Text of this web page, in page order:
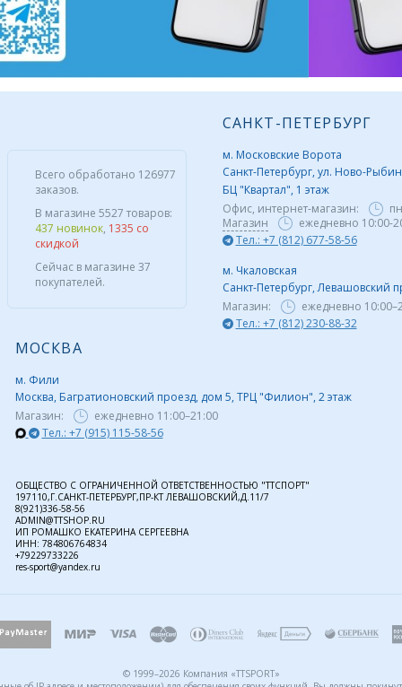
Всего обработано 126977
заказов.
В магазине 5527 товаров:
437 новинок, 1335 со
скидкой
Сейчас в магазине 37
покупателей.
САНКТ-ПЕТЕРБУРГ
м. Московские Ворота
Санкт-Петербург, ул. Ново-
БЦ "Квартал", 1 этаж
Офис, интернет-магазин:
Магазин
ежедневно 10:00-
Тел.: +7 (812) 677-58-56
м. Чкаловская
Санкт-Петербург, Левашовский
Магазин:
ежедневно
Тел.: +7 (812) 230-88-32
МОСКВА
м. Фили
Москва, Багратионовский проезд, дом 5, ТРЦ "Филион", 2 этаж
Магазин:
ежедневно 11:00–21:00
Тел.: +7 (915) 115-58-56
ОБЩЕСТВО С ОГРАНИЧЕННОЙ ОТВЕТСТВЕННОСТЬЮ "ТТСПОРТ"
197110,Г.САНКТ-ПЕТЕРБУРГ,ПР-КТ ЛЕВАШОВСКИЙ,Д.11/7
8(921)336-58-56
ADMIN@TTSHOP.RU
ИП РОМАШКО ЕКАТЕРИНА СЕРГЕЕВНА
ИНН: 784806764834
+79229733226
res-sport@yandex.ru
© 1999–2026 Компания «TTSPORT»